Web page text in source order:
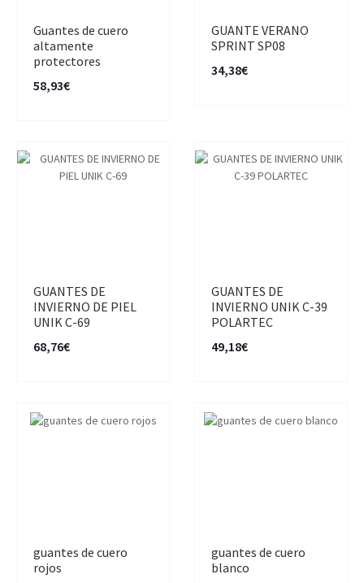
Guantes de cuero
altamente
protectores
58,93€
GUANTE VERANO
SPRINT SP08
34,38€
GUANTES DE
INVIERNO DE PIEL
UNIK C-69
68,76€
GUANTES DE
INVIERNO UNIK C-39
POLARTEC
49,18€
guantes de cuero
rojos
guantes de cuero
blanco